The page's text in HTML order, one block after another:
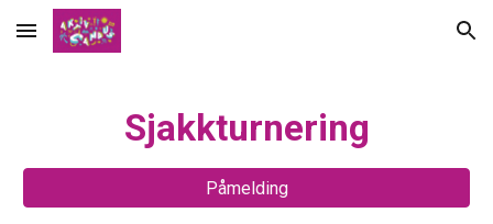
Skip to main content Skip to navigation
Sjakkturnering
Påmelding